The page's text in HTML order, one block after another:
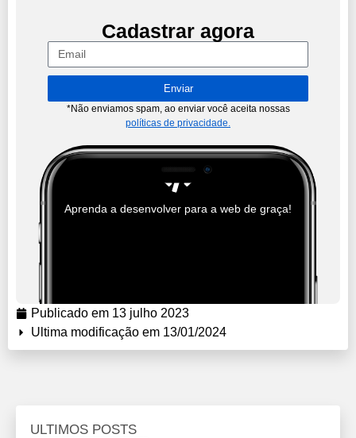
Aprenda a desenvolver para a web de graça!
Cadastrar agora
Enviar
*Não enviamos spam, ao enviar você aceita nossas
políticas de privacidade.
Publicado em 13 julho 2023
Ultima modificação em 13/01/2024
ULTIMOS POSTS